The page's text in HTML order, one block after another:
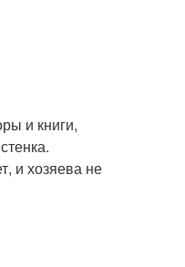
и книги,
и хозяева не